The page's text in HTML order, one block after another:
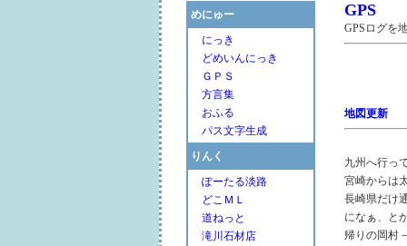
めにゅー
にっき
どめいんにっき
ＧＰＳ
方言集
おふる
パス文字生成
りんく
ぽーたる淡路
どこＭＬ
道ねっと
滝川石材店
GPS
GPSログを
地図更新
九州へ行っ
宮崎からは
長崎県だけ
になぁ、と
帰りの岡村